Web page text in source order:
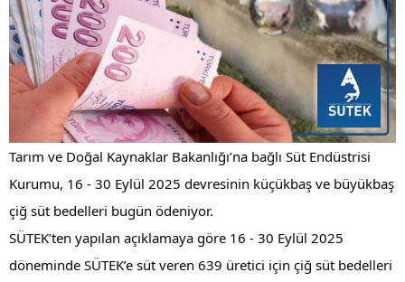
Tarım ve Doğal Kaynaklar Bakanlığı’na bağlı Süt Endüstrisi
Kurumu, 16 - 30 Eylül 2025 devresinin küçükbaş ve büyükbaş
çiğ süt bedelleri bugün ödeniyor.
SÜTEK’ten yapılan açıklamaya göre 16 - 30 Eylül 2025
döneminde SÜTEK’e süt veren 639 üretici için çiğ süt bedelleri